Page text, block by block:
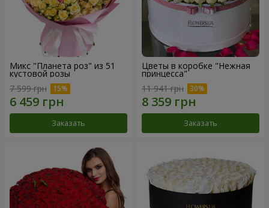
Микс "Планета роз" из 51
кустовой розы
7 599 грн
Заказать
Цветы в коробке "Нежная
принцесса"
11 941 грн
Заказать